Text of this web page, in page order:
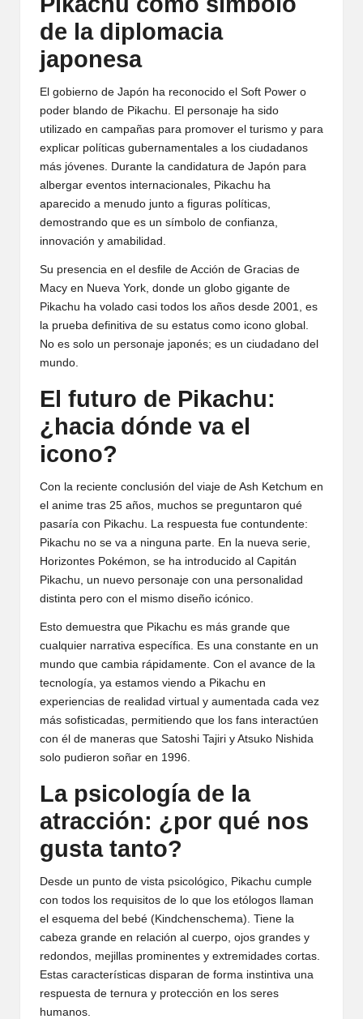
de la diplomacia
japonesa
El gobierno de Japón ha reconocido el Soft Power o
poder blando de Pikachu. El personaje ha sido
utilizado en campañas para promover el turismo y para
explicar políticas gubernamentales a los ciudadanos
más jóvenes. Durante la candidatura de Japón para
albergar eventos internacionales, Pikachu ha
aparecido a menudo junto a figuras políticas,
demostrando que es un símbolo de confianza,
innovación y amabilidad.
Su presencia en el desfile de Acción de Gracias de
Macy en Nueva York, donde un globo gigante de
Pikachu ha volado casi todos los años desde 2001, es
la prueba definitiva de su estatus como icono global.
No es solo un personaje japonés; es un ciudadano del
mundo.
El futuro de Pikachu:
¿hacia dónde va el
icono?
Con la reciente conclusión del viaje de Ash Ketchum en
el anime tras 25 años, muchos se preguntaron qué
pasaría con Pikachu. La respuesta fue contundente:
Pikachu no se va a ninguna parte. En la nueva serie,
Horizontes Pokémon, se ha introducido al Capitán
Pikachu, un nuevo personaje con una personalidad
distinta pero con el mismo diseño icónico.
Esto demuestra que Pikachu es más grande que
cualquier narrativa específica. Es una constante en un
mundo que cambia rápidamente. Con el avance de la
tecnología, ya estamos viendo a Pikachu en
experiencias de realidad virtual y aumentada cada vez
más sofisticadas, permitiendo que los fans interactúen
con él de maneras que Satoshi Tajiri y Atsuko Nishida
solo pudieron soñar en 1996.
La psicología de la
atracción: ¿por qué nos
gusta tanto?
Desde un punto de vista psicológico, Pikachu cumple
con todos los requisitos de lo que los etólogos llaman
el esquema del bebé (Kindchenschema). Tiene la
cabeza grande en relación al cuerpo, ojos grandes y
redondos, mejillas prominentes y extremidades cortas.
Estas características disparan de forma instintiva una
respuesta de ternura y protección en los seres
humanos.